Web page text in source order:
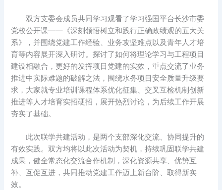
双方支委会成员共同学习观看了学习强国平台长沙市委
党校公开课——《深刻领悟树立和践行正确政绩观的五大关
系》，并围绕党建工作经验、业务攻坚难点以及青年人才培
育等内容展开深入研讨。探讨了如何将理论学习与工程项目
建设相融合，更好的发挥项目党建的实效，重点交流了业务
推进中实际难题的破解之法，围绕水务项目安全质量升级要
求，大家就专业培训课程体系优化征集、交叉互检机制创新
推进等人才培育实招硬招，展开热烈讨论，为后续工作开展
夯实了基础。
此次联学共建活动，是两个支部深化交流、协同提升的
有效实践。双方均将以此次活动为契机，持续巩固联学共建
成果，健全常态化交流合作机制，深化资源共享、优势互
补、互促互进，共同推动党建工作迈上新台阶、取得新实
效。